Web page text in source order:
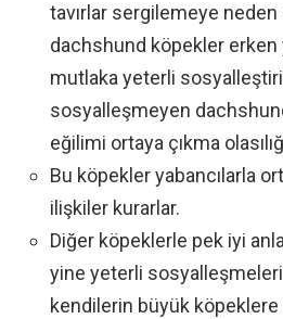
tavırlar sergilemeye
dachshund köpekler erken
mutlaka yeterli
sosyalleşmeyen
eğilimi ortaya çıkma
Bu köpekler yabancılarla
ilişkiler kurarlar.
Diğer köpeklerle pek iyi
yine yeterli
kendilerin büyük köpeklere